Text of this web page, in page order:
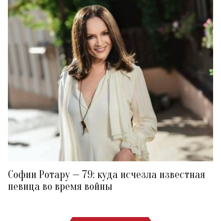
Софии Ротару — 79: куда исчезла известная
певица во время войны